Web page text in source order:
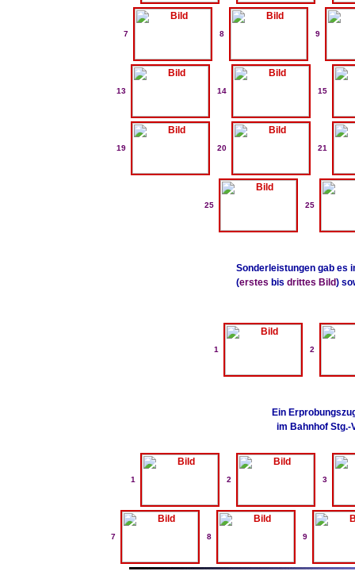
7 8 9
13 14 15
19 20 21
25 25
Sonderleistungen gab es
(erstes bisdrittes Bild)
1 2
Ein
im Bahnhof Stg.-
1 2 3
7 8 9